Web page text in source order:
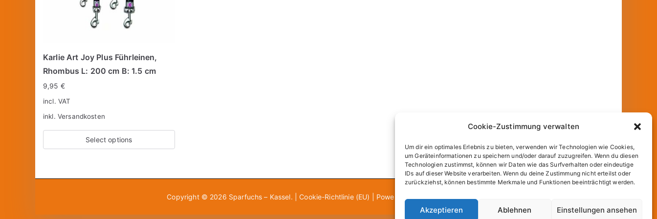
Cookie-Zustimmung verwalten
Um dir ein optimales Erlebnis zu bieten, verwenden wir Technologien wie Cookies,
um Geräteinformationen zu speichern und/oder darauf zuzugreifen. Wenn du diesen
Technologien zustimmst, können wir Daten wie das Surfverhalten oder eindeutige
IDs auf dieser Website verarbeiten. Wenn du deine Zustimmung nicht erteilst oder
zurückziehst, können bestimmte Merkmale und Funktionen beeinträchtigt werden.
Akzeptieren Ablehnen Einstellungen ansehen
Karlie Art Joy Plus Führleinen,
Rhombus L: 200 cm B: 1.5 cm
9,95 €
incl. VAT
inkl. Versandkosten
Select options
Copyright © 2026 Sparfuchs – Kassel. |Cookie-Richtlinie (EU) | Powered by